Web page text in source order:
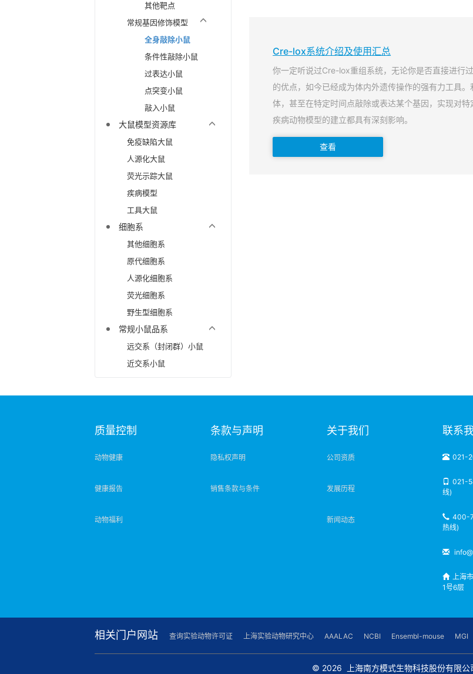
其他靶点
常规基因修饰模型
全身敲除小鼠
条件性敲除小鼠
过表达小鼠
点突变小鼠
敲入小鼠
大鼠模型资源库
免疫缺陷大鼠
人源化大鼠
荧光示踪大鼠
疾病模型
工具大鼠
细胞系
其他细胞系
原代细胞系
人源化细胞系
荧光细胞系
野生型细胞系
常规小鼠品系
远交系（封闭群）小鼠
近交系小鼠
Cre-lox系统介绍及使用汇总
你一定听说过Cre-lox重组系统，无论你是否直接进行
的优点，如今已经成为体内外遗传操作的强有力工具
体，甚至在特定时间点敲除或表达某个基因，实现对
疾病动物模型的建立都具有深刻影响。
查看
质量控制
动物健康
健康报告
动物福利
条款与声明
隐私权声明
销售条款与条件
关于我们
公司资质
发展历程
新闻动态
联系
021-
021-
线)
400-
热线)
上海
1号6层
相关门户网站 查询实验动物许可证 上海实验动物研究中心 AAALAC NCBI Ensembl-mouse MGI
© 2026 上海南方模式生物科技股份有限公